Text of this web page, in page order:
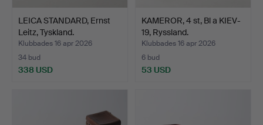
LEICA STANDARD, Ernst
Leitz, Tyskland.
Klubbades 16 apr 2026
34 bud
338 USD
KAMEROR, 4 st, Bl a KIEV-
19, Ryssland.
Klubbades 16 apr 2026
6 bud
53 USD